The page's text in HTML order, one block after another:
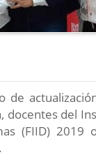
del
(FIID) 2019